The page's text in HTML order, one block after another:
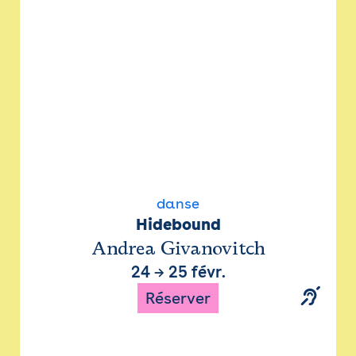
danse
Hidebound
Andrea Givanovitch
24→ 25 févr.
Réserver